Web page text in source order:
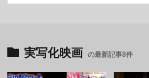
実写化映画 の最新記事8件